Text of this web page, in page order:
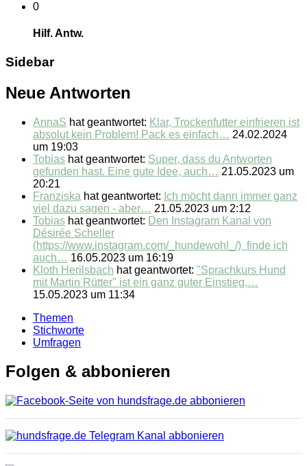
0
Hilf. Antw.
Sidebar
Neue Antworten
AnnaS hat geantwortet: Klar, Trockenfutter einfrieren ist
absolut kein Problem! Pack es einfach… 24.02.2024
um 19:03
Tobias hat geantwortet: Super, dass du Antworten
gefunden hast. Eine gute Idee, auch… 21.05.2023 um
20:21
Franziska hat geantwortet: Ich möcht dann immer ganz
viel dazu sagen - aber… 21.05.2023 um 2:12
Tobias hat geantwortet: Den Instagram Kanal von
Désirée Scheller
(https://www.instagram.com/_hundewohl_/) finde ich
auch… 16.05.2023 um 16:19
Kloth Herilsbach hat geantwortet: "Sprachkurs Hund
mit Martin Rütter" ist ein ganz guter Einstieg,…
15.05.2023 um 11:34
Themen
Stichworte
Umfragen
Folgen & abbonieren